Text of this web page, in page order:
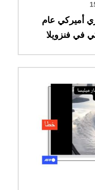
أميركي عام